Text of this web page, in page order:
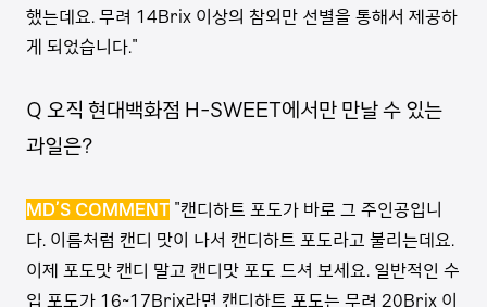
했는데요. 무려 14Brix 이상의 참외만 선별을 통해서 제공하
게 되었습니다."
Q 오직 현대백화점 H-SWEET에서만 만날 수 있는
과일은?
MD’S COMMENT "캔디하트 포도가 바로 그 주인공입니
다. 이름처럼 캔디 맛이 나서 캔디하트 포도라고 불리는데요.
이제 포도맛 캔디 말고 캔디맛 포도 드셔 보세요. 일반적인 수
입 포도가 16~17Brix라면 캔디하트 포도는 무려 20Brix 이